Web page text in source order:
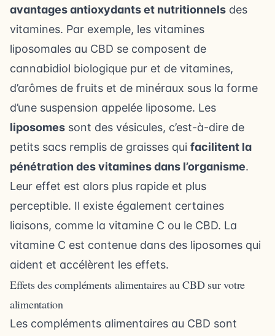
avantages antioxydants et nutritionnels des
vitamines. Par exemple, les vitamines
liposomales au CBD se composent de
cannabidiol biologique pur et de vitamines,
d’arômes de fruits et de minéraux sous la forme
d’une suspension appelée liposome. Les
liposomes sont des vésicules, c’est-à-dire de
petits sacs remplis de graisses qui facilitent la
pénétration des vitamines dans l’organisme.
Leur effet est alors plus rapide et plus
perceptible. Il existe également certaines
liaisons, comme la vitamine C ou le CBD. La
vitamine C est contenue dans des liposomes qui
aident et accélèrent les effets.
Effets des compléments alimentaires au CBD sur votre
alimentation
Les compléments alimentaires au CBD sont